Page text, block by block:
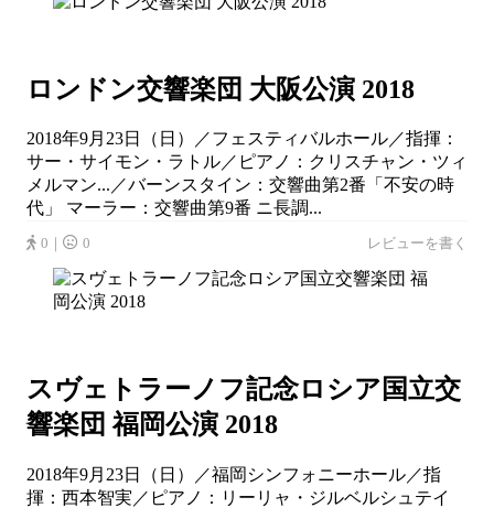
ロンドン交響楽団 大阪公演 2018
2018年9月23日（日）／フェスティバルホール／指揮：
サー・サイモン・ラトル／ピアノ：クリスチャン・ツィ
メルマン...／バーンスタイン：交響曲第2番「不安の時
代」 マーラー：交響曲第9番 ニ長調...
0｜ 0 レビューを書く
スヴェトラーノフ記念ロシア国立交
響楽団 福岡公演 2018
2018年9月23日（日）／福岡シンフォニーホール／指
揮：西本智実／ピアノ：リーリャ・ジルベルシュテイ